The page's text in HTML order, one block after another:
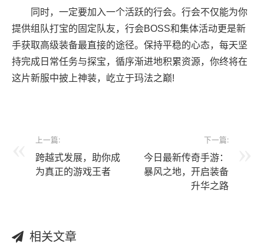
同时，一定要加入一个活跃的行会。行会不仅能为你
提供组队打宝的固定队友，行会BOSS和集体活动更是新
手获取高级装备最直接的途径。保持平稳的心态，每天坚
持完成日常任务与探宝，循序渐进地积累资源，你终将在
这片新服中披上神装，屹立于玛法之巅!
上一篇:
跨越式发展，助你成
为真正的游戏王者
下一篇:
今日最新传奇手游：
暴风之地，开启装备
升华之路
相关文章